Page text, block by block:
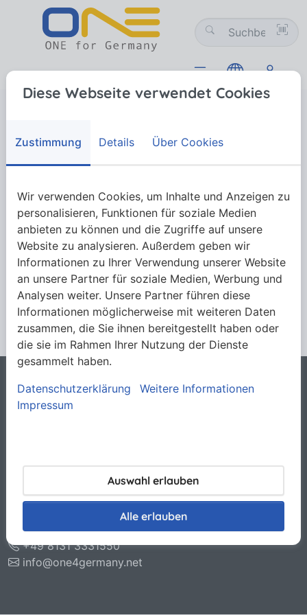
Winkel 90°
Mehr anzeigen
Rechtliches
Allgemeine Verkaufsbedingungen
Impressum
O.N.E. GmbH & Co. KG
85221 Dachau
+49 8131 3331550
info@one4germany.net
Diese Webseite verwendet Cookies
Zustimmung Details Über Cookies
Wir verwenden Cookies, um Inhalte und Anzeigen zu
personalisieren, Funktionen für soziale Medien
anbieten zu können und die Zugriffe auf unsere
Website zu analysieren. Außerdem geben wir
Informationen zu Ihrer Verwendung unserer Website
an unsere Partner für soziale Medien, Werbung und
Analysen weiter. Unsere Partner führen diese
Informationen möglicherweise mit weiteren Daten
zusammen, die Sie ihnen bereitgestellt haben oder
die sie im Rahmen Ihrer Nutzung der Dienste
gesammelt haben.
Datenschutzerklärung
Weitere Informationen
Impressum
Auswahl erlauben
Alle erlauben